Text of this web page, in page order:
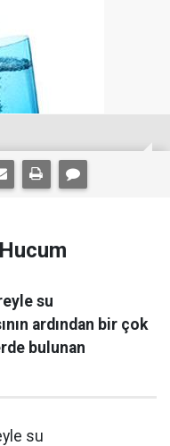
su
ardından bir çok
bulunan
su